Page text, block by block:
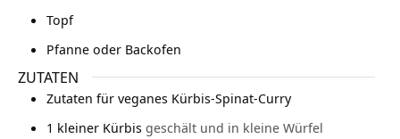
Topf
Pfanne oder Backofen
ZUTATEN
Zutaten für veganes Kürbis-Spinat-Curry
1 kleiner Kürbis geschält und in kleine Würfel